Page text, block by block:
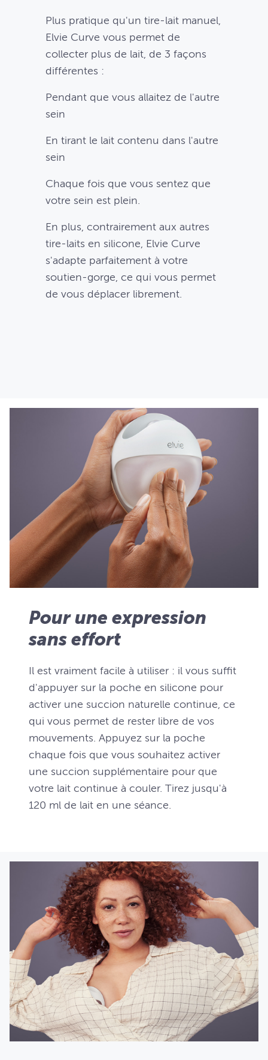
Plus pratique qu'un tire-lait manuel,
Elvie Curve vous permet de
collecter plus de lait, de 3 façons
différentes :
Pendant que vous allaitez de l'autre
sein
En tirant le lait contenu dans l'autre
sein
Chaque fois que vous sentez que
votre sein est plein.
En plus, contrairement aux autres
tire-laits en silicone, Elvie Curve
s'adapte parfaitement à votre
soutien-gorge, ce qui vous permet
de vous déplacer librement.
Pour une expression
sans effort
Il est vraiment facile à utiliser : il vous suffit
d'appuyer sur la poche en silicone pour
activer une succion naturelle continue, ce
qui vous permet de rester libre de vos
mouvements. Appuyez sur la poche
chaque fois que vous souhaitez activer
une succion supplémentaire pour que
votre lait continue à couler. Tirez jusqu'à
120 ml de lait en une séance.